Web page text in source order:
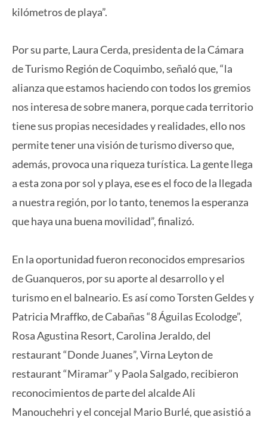
kilómetros de playa”.
Por su parte, Laura Cerda, presidenta de la Cámara
de Turismo Región de Coquimbo, señaló que, “la
alianza que estamos haciendo con todos los gremios
nos interesa de sobre manera, porque cada territorio
tiene sus propias necesidades y realidades, ello nos
permite tener una visión de turismo diverso que,
además, provoca una riqueza turística. La gente llega
a esta zona por sol y playa, ese es el foco de la llegada
a nuestra región, por lo tanto, tenemos la esperanza
que haya una buena movilidad”, finalizó.
En la oportunidad fueron reconocidos empresarios
de Guanqueros, por su aporte al desarrollo y el
turismo en el balneario. Es así como Torsten Geldes y
Patricia Mraffko, de Cabañas “8 Águilas Ecolodge”,
Rosa Agustina Resort, Carolina Jeraldo, del
restaurant “Donde Juanes”, Virna Leyton de
restaurant “Miramar” y Paola Salgado, recibieron
reconocimientos de parte del alcalde Ali
Manouchehri y el concejal Mario Burlé, que asistió a